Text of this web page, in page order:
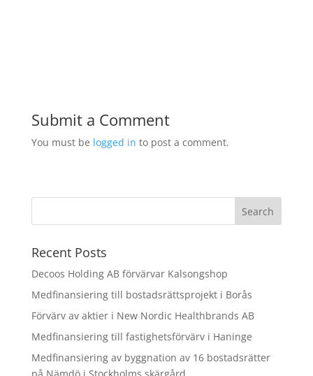
Submit a Comment
You must be logged in to post a comment.
Recent Posts
Decoos Holding AB förvärvar Kalsongshop
Medfinansiering till bostadsrättsprojekt i Borås
Förvärv av aktier i New Nordic Healthbrands AB
Medfinansiering till fastighetsförvärv i Haninge
Medfinansiering av byggnation av 16 bostadsrätter